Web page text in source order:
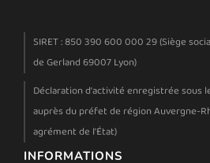
SIRET : 850 390 600 000 29 (Siège
de Gerland 69007 Lyon)
Déclaration d'activité enregistrée sous
auprès du préfet de région Auvergne-
agrément de l'État)
INFORMATIONS